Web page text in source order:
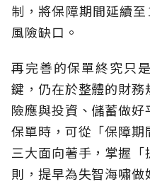
制，將保障期間延續
風險缺口。
再完善的保單終究只
鍵，仍在於整體的財務
險應與投資、儲蓄做
保單時，可從「保障期
三大面向著手，掌握
則，提早為失智海嘯做